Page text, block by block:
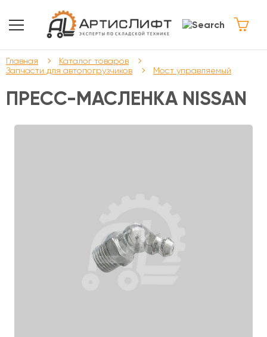
Главная
Каталог товаров
Запчасти для автопогрузчиков
Мост управляемый
ПРЕСС-МАСЛЕНКА NISSAN